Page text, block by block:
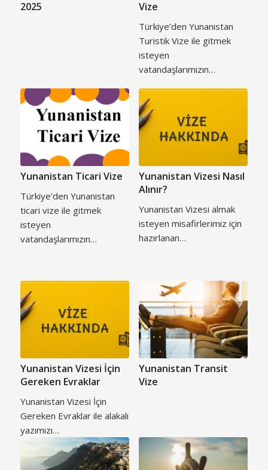
2025
Vize
Türkiye’den Yunanistan
Turistik Vize ile gitmek
isteyen
vatandaşlarımızın…
Yunanistan Ticari Vize
Türkiye’den Yunanistan
ticari vize ile gitmek
isteyen
vatandaşlarımızın…
Yunanistan Vizesi Nasıl
Alınır?
Yunanistan Vizesi almak
isteyen misafirlerimiz için
hazırlanan…
Yunanistan Vizesi İçin
Gereken Evraklar
Yunanistan Vizesi İçin
Gereken Evraklar ile alakalı
yazımızı…
Yunanistan Transit
Vize